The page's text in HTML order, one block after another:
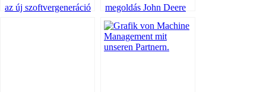
az új szoftvergeneráció
megoldás John Deere
gépekhez